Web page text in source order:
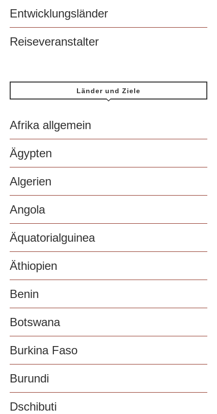
Entwicklungsländer
Reiseveranstalter
Länder und Ziele
Afrika allgemein
Ägypten
Algerien
Angola
Äquatorialguinea
Äthiopien
Benin
Botswana
Burkina Faso
Burundi
Dschibuti